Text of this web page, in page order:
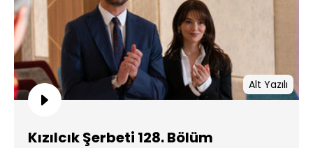
Alt Yazılı
Kızılcık Şerbeti 128. Bölüm